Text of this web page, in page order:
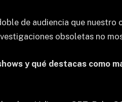
de audiencia que nuestro
obsoletas no
y qué destacas como